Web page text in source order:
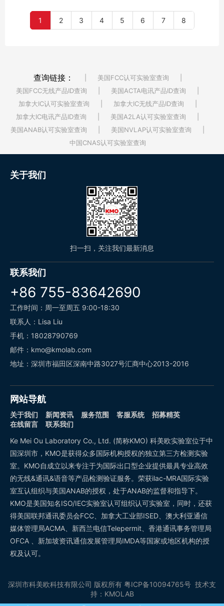
1 2 3 4 5 6 7 8
查询链接： 美国FCC认可实验室查询
美国FCC无线产品ID查询
美国ACTA电讯产品ID查询
加拿大IC认可实验室查询
加拿大IC无线产品ID查询
加拿大IC电讯产品ID查询
美国A2LA认可实验室查询
美国ANAB认可实验室查询
美国NVLAP认可实验室查询
中国CNAS认可实验室查询
关于我们
扫一扫，关注我们最新消息
联系我们
+86 755-83642690
工作时间：周一至周五 9:00-18:30
联系人：Lisa Liu
手机：18028790769
邮件：kmo@kmolab.com
地址：深圳市福田区深南中路3027号汇商中心2013-2016
网站导航
关于我们 新闻资讯 服务范围 客服系统
招募精英
在线留言
联系我们
Ke Mei Ou Laboratory Co., Ltd. (简称KMO) 科美欧实验室位于中
国深圳市，KMO是获得众多国际机构授权的独立第三方检测实验
室。KMO自成立以来专注于为国际出口型企业提供最具专业高效
的无线&通讯&语音等产品检测验证服务。荣获ilac-MRA国际实验
室互认组织与美国ANAB的授权，处于ANAB的监督和指导下。
KMO是美国知名ISO/IEC实验室认可组织认可实验室，同时，还获
得美国联邦通讯委员会FCC、加拿大工业部ISED、澳大利亚通信
媒体管理局ACMA、新西兰电信Telepermit、香港通讯事务管理局
OFCA 、新加坡资讯通信发展管理局IMDA等国家或地区机构的授
权及认可。
深圳市科美欧科技有限公司 版权所有 粤ICP备10094765号 技术支
持： KMOLAB